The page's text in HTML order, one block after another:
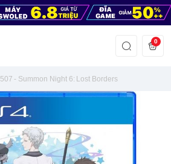
0
507 - Summon Night 6: Lost Borders